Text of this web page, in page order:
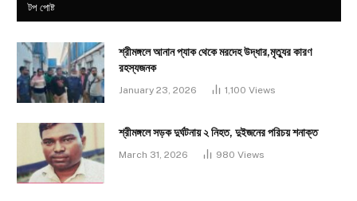
টপ পোষ্ট
শ্রীমঙ্গলে আনান প্যাক থেকে মরদেহ উদ্ধার,মৃত্যুর কারণ
রহস্যজনক
January 23, 2026 1,100 Views
শ্রীমঙ্গলে সড়ক দুর্ঘটনায় ২ নিহত, দুইজনের পরিচয় শনাক্ত
March 31, 2026 980 Views